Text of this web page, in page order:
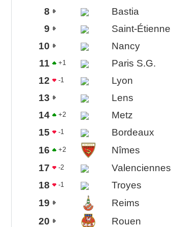
8
Bastia
9
Saint-Étienne
10
Nancy
11
+1 Paris S.G.
12
-1 Lyon
13
Lens
14
+2 Metz
15
-1 Bordeaux
16
+2 Nîmes
17
-2 Valenciennes
18
-1 Troyes
19
Reims
20
Rouen